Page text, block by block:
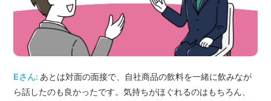
Eさん: あとは対面の面接で、自社商品の飲料を一緒に飲みなが
ら話したのも良かったです。気持ちがほぐれるのはもちろん、